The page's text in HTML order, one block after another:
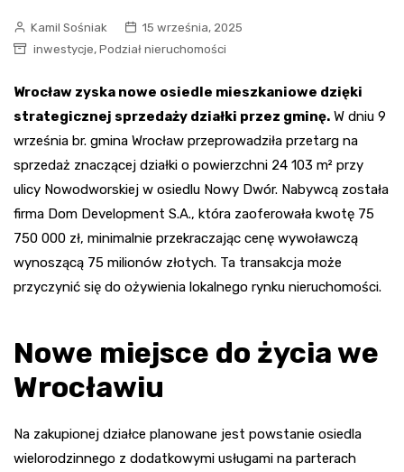
Kamil Sośniak
15 września, 2025
inwestycje, Podział nieruchomości
Wrocław zyska nowe osiedle mieszkaniowe dzięki
strategicznej sprzedaży działki przez gminę. W dniu 9
września br. gmina Wrocław przeprowadziła przetarg na
sprzedaż znaczącej działki o powierzchni 24 103 m² przy
ulicy Nowodworskiej w osiedlu Nowy Dwór. Nabywcą została
firma Dom Development S.A., która zaoferowała kwotę 75
750 000 zł, minimalnie przekraczając cenę wywoławczą
wynoszącą 75 milionów złotych. Ta transakcja może
przyczynić się do ożywienia lokalnego rynku nieruchomości.
Nowe miejsce do życia we
Wrocławiu
Na zakupionej działce planowane jest powstanie osiedla
wielorodzinnego z dodatkowymi usługami na parterach